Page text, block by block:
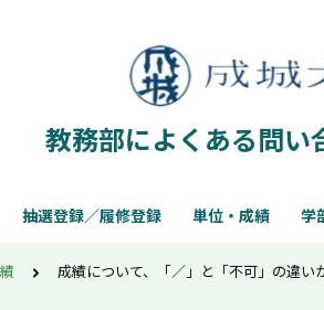
教務部によくある問い
抽選登録／履修登録 単位・成績 学
成績について、「／」と「不可」の違い